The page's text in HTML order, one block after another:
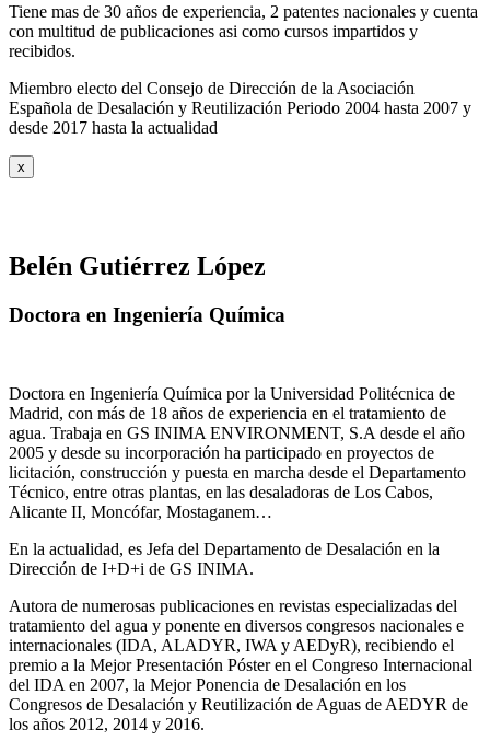
Tiene mas de 30 años de experiencia, 2 patentes nacionales y cuenta
con multitud de publicaciones asi como cursos impartidos y
recibidos.
Miembro electo del Consejo de Dirección de la Asociación
Española de Desalación y Reutilización Periodo 2004 hasta 2007 y
desde 2017 hasta la actualidad
x
Belén Gutiérrez López
Doctora en Ingeniería Química
Doctora en Ingeniería Química por la Universidad Politécnica de
Madrid, con más de 18 años de experiencia en el tratamiento de
agua. Trabaja en GS INIMA ENVIRONMENT, S.A desde el año
2005 y desde su incorporación ha participado en proyectos de
licitación, construcción y puesta en marcha desde el Departamento
Técnico, entre otras plantas, en las desaladoras de Los Cabos,
Alicante II, Moncófar, Mostaganem…
En la actualidad, es Jefa del Departamento de Desalación en la
Dirección de I+D+i de GS INIMA.
Autora de numerosas publicaciones en revistas especializadas del
tratamiento del agua y ponente en diversos congresos nacionales e
internacionales (IDA, ALADYR, IWA y AEDyR), recibiendo el
premio a la Mejor Presentación Póster en el Congreso Internacional
del IDA en 2007, la Mejor Ponencia de Desalación en los
Congresos de Desalación y Reutilización de Aguas de AEDYR de
los años 2012, 2014 y 2016.